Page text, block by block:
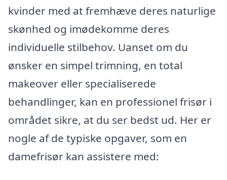
kvinder med at fremhæve deres naturlige
skønhed og imødekomme deres
individuelle stilbehov. Uanset om du
ønsker en simpel trimning, en total
makeover eller specialiserede
behandlinger, kan en professionel frisør i
området sikre, at du ser bedst ud. Her er
nogle af de typiske opgaver, som en
damefrisør kan assistere med: